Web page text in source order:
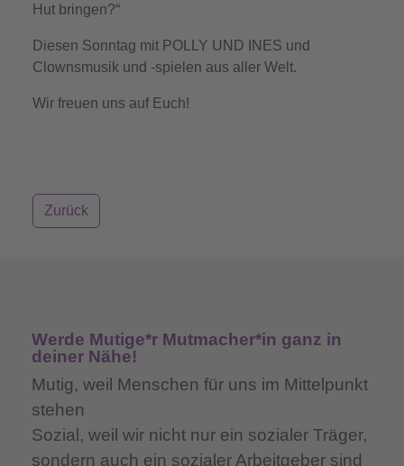
Hut bringen?“
Diesen Sonntag mit POLLY UND INES und
Clownsmusik und -spielen aus aller Welt.
Wir freuen uns auf Euch!
Zurück
Werde Mutige*r Mutmacher*in ganz in
deiner Nähe!
Mutig, weil Menschen für uns im Mittelpunkt
stehen
Sozial, weil wir nicht nur ein sozialer Träger,
sondern auch ein sozialer Arbeitgeber sind